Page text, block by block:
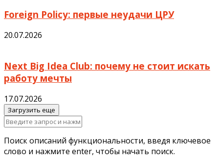
Foreign Policy: первые неудачи ЦРУ
20.07.2026
Next Big Idea Club: почему не стоит искать
работу мечты
17.07.2026
Загрузить еще
Поиск описаний функциональности, введя ключевое
слово и нажмите enter, чтобы начать поиск.